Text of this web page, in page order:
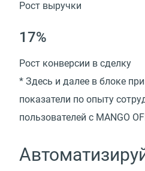
Рост выручки
17%
Рост конверсии в сделку
* Здесь и далее в блоке
показатели по опыту
пользователей с MANGO